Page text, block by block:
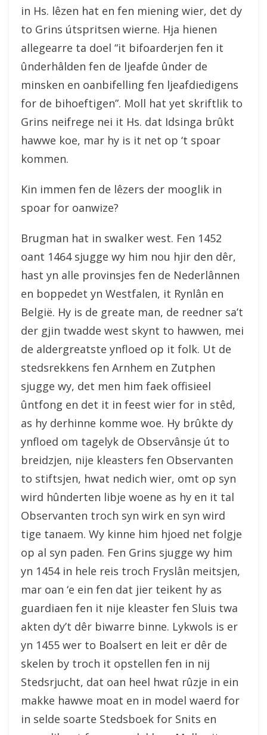
in Hs. lêzen hat en fen miening wier, det dy
to Grins útspritsen wierne. Hja hienen
allegearre ta doel “it bifoarderjen fen it
ûnderhâlden fen de ljeafde ûnder de
minsken en oanbifelling fen ljeafdiedigens
for de bihoeftigen”. Moll hat yet skriftlik to
Grins neifrege nei it Hs. dat Idsinga brûkt
hawwe koe, mar hy is it net op ‘t spoar
kommen.
Kin immen fen de lêzers der mooglik in
spoar for oanwize?
Brugman hat in swalker west. Fen 1452
oant 1464 sjugge wy him nou hjir den dêr,
hast yn alle provinsjes fen de Nederlânnen
en boppedet yn Westfalen, it Rynlân en
België. Hy is de greate man, de reedner sa’t
der gjin twadde west skynt to hawwen, mei
de aldergreatste ynfloed op it folk. Ut de
stedsrekkens fen Arnhem en Zutphen
sjugge wy, det men him faek offisieel
ûntfong en det it in feest wier for in stêd,
as hy derhinne komme woe. Hy brûkte dy
ynfloed om tagelyk de Observânsje út to
breidzjen, nije kleasters fen Observanten
to stiftsjen, hwat nedich wier, omt op syn
wird hûnderten libje woene as hy en it tal
Observanten troch syn wirk en syn wird
tige tanaem. Wy kinne him hjoed net folgje
op al syn paden. Fen Grins sjugge wy him
yn 1454 in hele reis troch Fryslân meitsjen,
mar oan ‘e ein fen dat jier teikent hy as
guardiaen fen it nije kleaster fen Sluis twa
akten dy’t dêr biwarre binne. Lykwols is er
yn 1455 wer to Boalsert en leit er dêr de
skelen by troch it opstellen fen in nij
Stedsrjucht, dat oan heel hwat rûzje in ein
makke hawwe moat en in model waerd for
in selde soarte Stedsboek for Snits en